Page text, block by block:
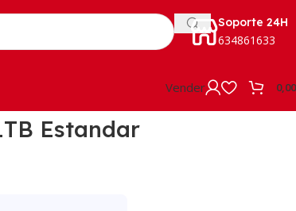
Soporte 24H
634861633
Vender
Estandar